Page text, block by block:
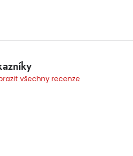
všechny recenze